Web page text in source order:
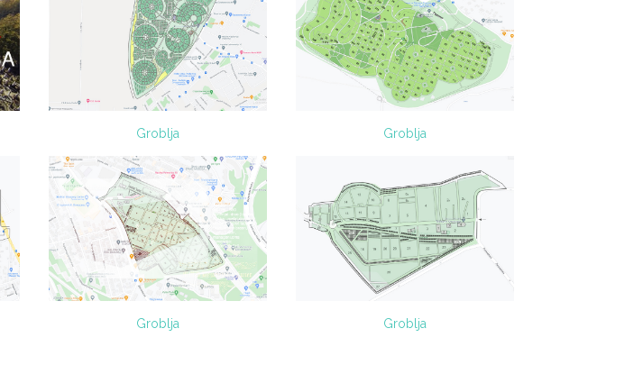
Groblja Groblja
Groblja Groblja